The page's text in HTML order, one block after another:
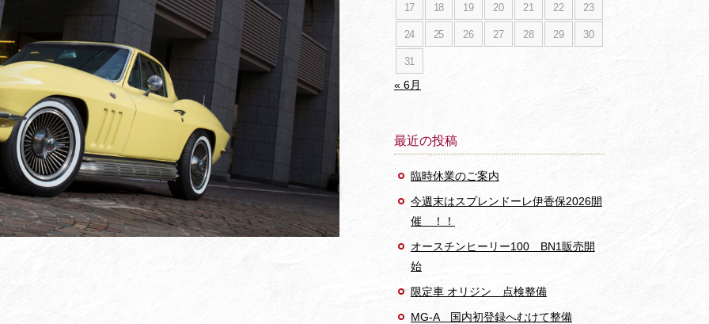
17 18 19 20 21 22 23
24 25 26 27 28 29 30
31
« 6月
最近の投稿
臨時休業のご案内
今週末はスプレンドーレ伊香保2026開
催 ！！
オースチンヒーリー100 BN1販売開
始
限定車 オリジン 点検整備
MG-A 国内初登録へむけて整備